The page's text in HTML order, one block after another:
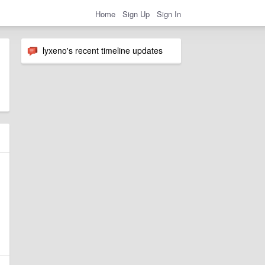
Home Sign Up Sign In
lyxeno's recent timeline updates